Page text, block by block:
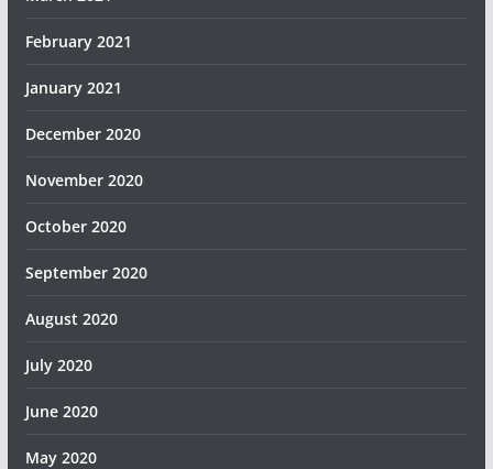
February 2021
January 2021
December 2020
November 2020
October 2020
September 2020
August 2020
July 2020
June 2020
May 2020